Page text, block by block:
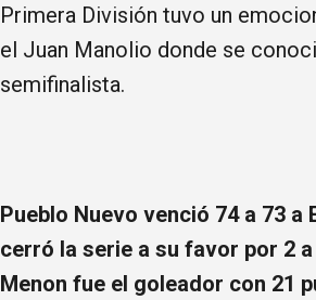
Primera División tuvo un
el Juan Manolio donde se
semifinalista.
Pueblo Nuevo venció 74 a 73 a
cerró la serie a su favor por 2
Menon fue el goleador con 21